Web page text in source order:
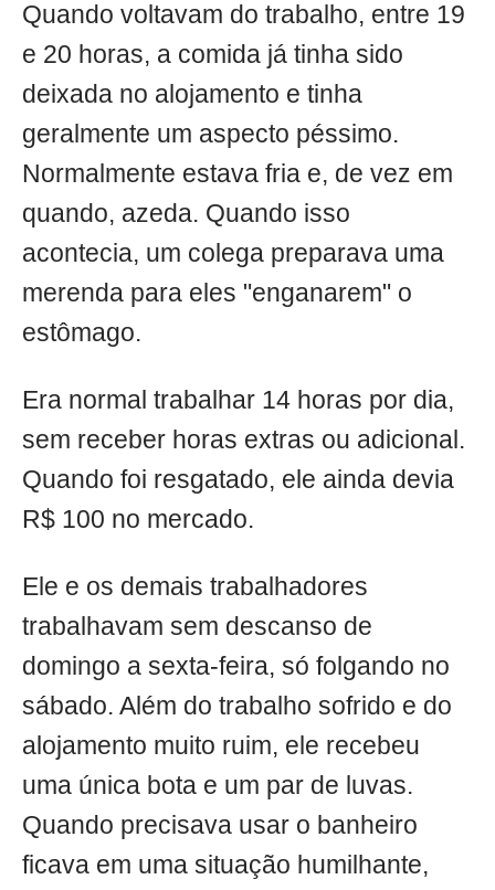
Quando voltavam do trabalho, entre 19
e 20 horas, a comida já tinha sido
deixada no alojamento e tinha
geralmente um aspecto péssimo.
Normalmente estava fria e, de vez em
quando, azeda. Quando isso
acontecia, um colega preparava uma
merenda para eles "enganarem" o
estômago.
Era normal trabalhar 14 horas por dia,
sem receber horas extras ou adicional.
Quando foi resgatado, ele ainda devia
R$ 100 no mercado.
Ele e os demais trabalhadores
trabalhavam sem descanso de
domingo a sexta-feira, só folgando no
sábado. Além do trabalho sofrido e do
alojamento muito ruim, ele recebeu
uma única bota e um par de luvas.
Quando precisava usar o banheiro
ficava em uma situação humilhante,